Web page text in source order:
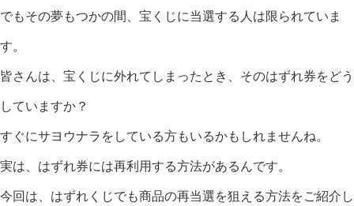
でもその夢もつかの間、宝くじに当選する人は限られていま
す。
皆さんは、宝くじに外れてしまったとき、そのはずれ券をどう
していますか？
すぐにサヨウナラをしている方もいるかもしれませんね。
実は、はずれ券には再利用する方法があるんです。
今回は、はずれくじでも商品の再当選を狙える方法をご紹介し